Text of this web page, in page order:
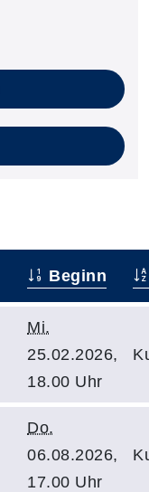
Beginn
Mi.
25.02.2026,
18.00 Uhr
Do.
06.08.2026,
17.00 Uhr